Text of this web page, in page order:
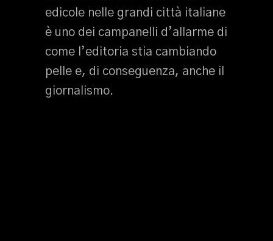
edicole nelle grandi città italiane
è uno dei campanelli d’allarme di
come l’editoria stia cambiando
pelle e, di conseguenza, anche il
giornalismo.